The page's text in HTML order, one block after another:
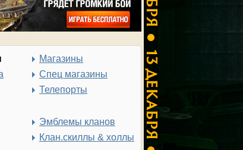
Магазины
Спец магазины
Телепорты
Эмблемы кланов
Клан.скиллы & холлы